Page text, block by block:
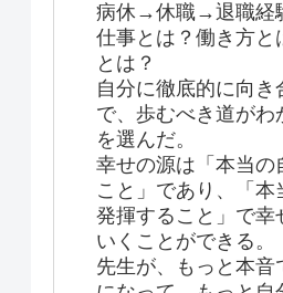
病休→休職→退職経
仕事とは？働き方と
とは？
自分に徹底的に向き
で、歩むべき道がわ
を選んだ。
幸せの源は「本当の
こと」であり、「本
発揮すること」で幸
いくことができる。
先生が、もっと本音